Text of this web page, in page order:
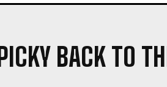
PICKY BACK TO